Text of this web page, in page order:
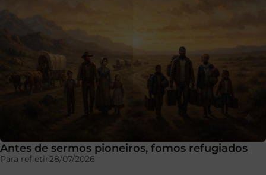
Antes de sermos pioneiros, fomos refugiados
Para refletir28/07/2026